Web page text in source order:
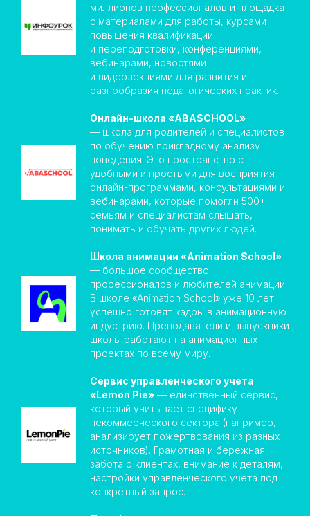
миллионов профессионалов и площадка
с материалами для работы, курсами
повышения квалификации
и переподготовки, конференциями,
вебинарами, новостями
и видеолекциями для развития и
разнообразия педагогических практик.
Онлайн-школа «ABASCHOOL»
— школа для родителей и специалистов
по обучению прикладному анализу
поведения. Это пространство с
удобными и простыми для восприятия
онлайн-программами, консультациями и
вебинарами, которые помогли 500+
семьям и специалистам слышать,
понимать и обучать других людей.
Школа анимации «Animation School»
— большое сообщество
профессионалов и любителей анимации.
В школе «Animation School» уже 10 лет
успешно готовят кадры в анимационную
индустрию. Преподаватели и выпускники
школы работают на анимационных
проектах по всему миру.
Сервис управленческого учета
«Lemon Pie» — единственный сервис,
который учитывает специфику
некоммерческого сектора (например,
анализирует пожертвования из разных
источников). Грамотная и бережная
забота о клиентах, внимание к деталям,
настройки управленческого учёта под
конкретный запрос.